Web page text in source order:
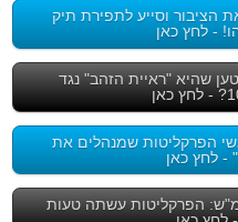
הציבור וסייע לתפירת תיק
שהיא "ראיית הזהב" נגד
הפרקליטות שמנהלים את
- לחץ כאן
הפרקליטות עשתה טעות